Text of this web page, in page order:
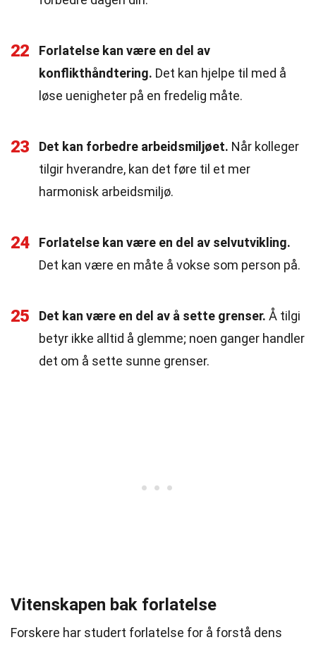
22
Forlatelse kan være en del av
konflikthåndtering. Det kan hjelpe til med å
løse uenigheter på en fredelig måte.
23 Det kan forbedre arbeidsmiljøet. Når kolleger
tilgir hverandre, kan det føre til et mer
harmonisk arbeidsmiljø.
24
Forlatelse kan være en del av selvutvikling.
Det kan være en måte å vokse som person på.
25 Det kan være en del av å sette grenser. Å tilgi
betyr ikke alltid å glemme; noen ganger handler
det om å sette sunne grenser.
Vitenskapen bak forlatelse
Forskere har studert forlatelse for å forstå dens